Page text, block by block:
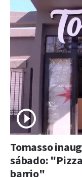
Tomasso
sábado:
barrio"